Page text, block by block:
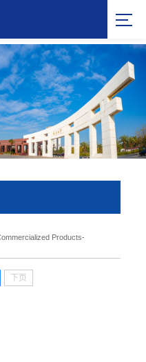
Products-
下页